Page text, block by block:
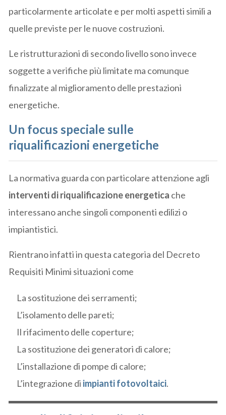
particolarmente articolate e per molti aspetti simili a
quelle previste per le nuove costruzioni.
Le ristrutturazioni di secondo livello sono invece
soggette a verifiche più limitate ma comunque
finalizzate al miglioramento delle prestazioni
energetiche.
Un focus speciale sulle
riqualificazioni energetiche
La normativa guarda con particolare attenzione agli
interventi di riqualificazione energetica che
interessano anche singoli componenti edilizi o
impiantistici.
Rientrano infatti in questa categoria del Decreto
Requisiti Minimi situazioni come
La sostituzione dei serramenti;
L’isolamento delle pareti;
Il rifacimento delle coperture;
La sostituzione dei generatori di calore;
L’installazione di pompe di calore;
L’integrazione di impianti fotovoltaici.